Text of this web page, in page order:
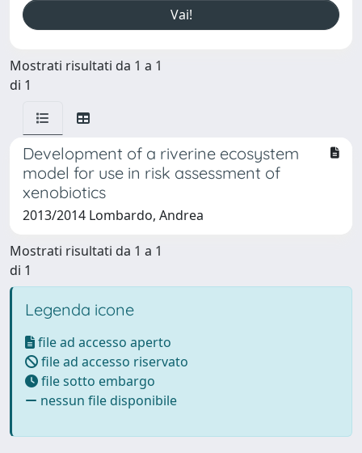
Mostrati risultati da 1 a 1
di 1
Development of a riverine ecosystem
model for use in risk assessment of
xenobiotics
2013/2014 Lombardo, Andrea
Mostrati risultati da 1 a 1
di 1
Legenda icone
file ad accesso aperto
file ad accesso riservato
file sotto embargo
nessun file disponibile